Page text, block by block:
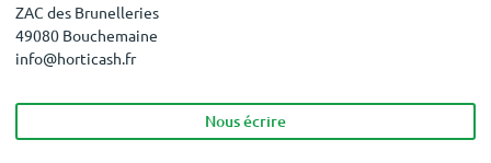
ZAC des Brunelleries
49080 Bouchemaine
info@horticash.fr
Nous écrire